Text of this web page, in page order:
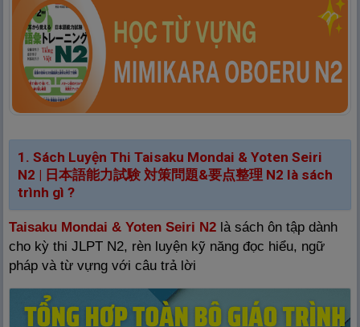
1. Sách Luyện Thi Taisaku Mondai & Yoten Seiri
N2 | 日本
Nghĩa: Gốc, rễ, cội nguồn của
sự vật, sách
語能
Nghĩa: Tài năng, khả năng, vai
trò
力試験 対策問
Nghĩa: Hỏi, tra xét, hỏi thăm
題&要点整理 N2 là sách
trình gì ?
Taisaku Mondai & Yoten Seiri N2 là sách ôn tập dành
cho kỳ thi JLPT N2, rèn luyện kỹ năng đọc hiểu, ngữ
pháp và từ vựng với câu trả lời